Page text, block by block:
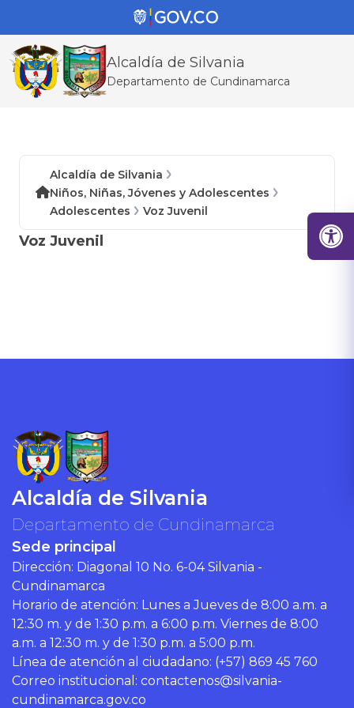
Alcaldía de Silvania
Departamento de Cundinamarca
Alcaldía de Silvania
Niños, Niñas, Jóvenes y Adolescentes
Adolescentes
Voz Juvenil
Voz Juvenil
Alcaldía de Silvania
Departamento de Cundinamarca
Sede principal
Dirección: Diagonal 10 No. 6-04 Silvania -
Cundinamarca
Horario de atención: Lunes a Jueves de 8:00 a.m. a
12:30 m. y de 1:30 p.m. a 6:00 p.m. Viernes de 8:00
a.m. a 12:30 m. y de 1:30 p.m. a 5:00 p.m.
Línea de atención al ciudadano: (+57) 869 45 760
Correo institucional: contactenos@silvania-
cundinamarca.gov.co